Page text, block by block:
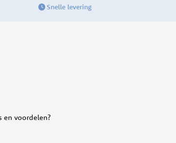
Snelle levering
en voordelen?